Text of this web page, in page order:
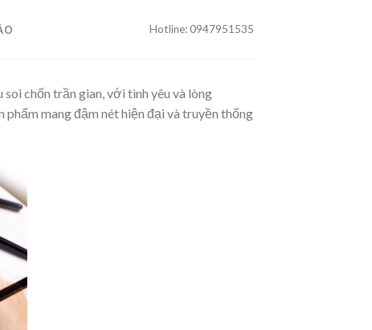
Hotline: 0947951535
chốn trần gian, với tình yêu và lòng
mang đậm nét hiện đại và truyền thống